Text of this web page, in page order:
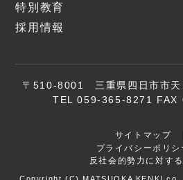
特別教育
採用情報
〒510-8001 三重県四日市市天
TEL 059-365-8271 FAX
サイトマップ
プライバシーポリシ
反社会的勢力に対す